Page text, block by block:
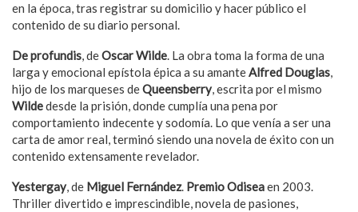
en la época, tras registrar su domicilio y hacer público el
contenido de su diario personal.
De profundis, deOscar Wilde. La obra toma la forma de una
larga y emocional epístola épica a su amanteAlfred Douglas,
hijo de los marqueses deQueensberry, escrita por el mismo
Wildedesde la prisión, donde cumplía una pena por
comportamiento indecente y sodomía. Lo que venía a ser una
carta de amor real, terminó siendo una novela de éxito con un
contenido extensamente revelador.
Yestergay, de Miguel Fernández. Premio Odiseaen 2003.
Thriller divertido e imprescindible, novela de pasiones,